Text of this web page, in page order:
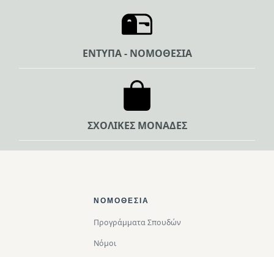
ΕΝΤΥΠΑ - ΝΟΜΟΘΕΣΙΑ
ΣΧΟΛΙΚΕΣ ΜΟΝΑΔΕΣ
ΝΟΜΟΘΕΣΊΑ
Προγράμματα Σπουδών
Νόμοι